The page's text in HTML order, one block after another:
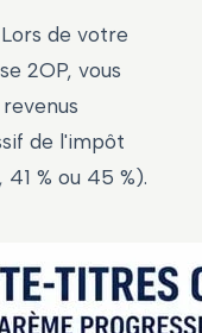
de votre
2OP, vous
de l'impôt
41 % ou 45 %).